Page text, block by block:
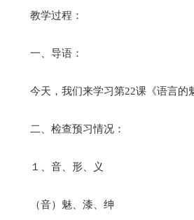
教学过程：
一、导语：
今天，我们来学习第22课《语言的
二、检查预习情况：
１、音、形、义
（音）魅、漆、绅